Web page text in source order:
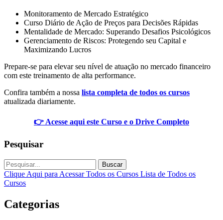
Monitoramento de Mercado Estratégico
Curso Diário de Ação de Preços para Decisões Rápidas
Mentalidade de Mercado: Superando Desafios Psicológicos
Gerenciamento de Riscos: Protegendo seu Capital e
Maximizando Lucros
Prepare-se para elevar seu nível de atuação no mercado financeiro
com este treinamento de alta performance.
Confira também a nossa lista completa de todos os cursos
atualizada diariamente.
👉 Acesse aqui este Curso e o Drive Completo
Pesquisar
Buscar
Clique Aqui para Acessar Todos os Cursos Lista de Todos os
Cursos
Categorias